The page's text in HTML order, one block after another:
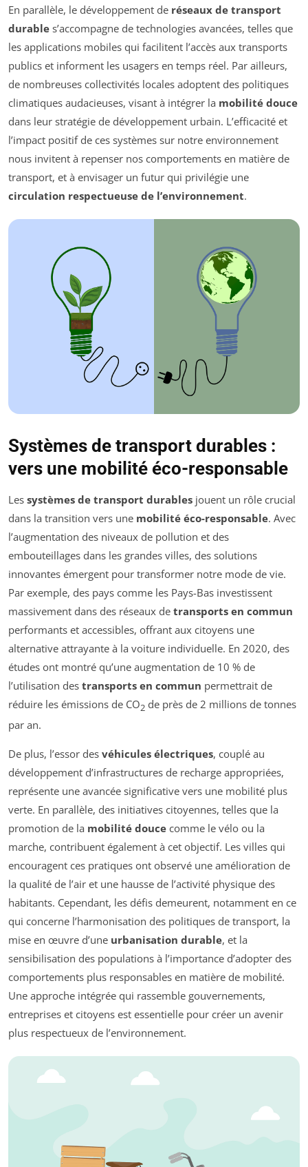
En parallèle, le développement de réseaux de transport
durable s’accompagne de technologies avancées, telles que
les applications mobiles qui facilitent l’accès aux transports
publics et informent les usagers en temps réel. Par ailleurs,
de nombreuses collectivités locales adoptent des politiques
climatiques audacieuses, visant à intégrer la mobilité douce
dans leur stratégie de développement urbain. L’efficacité et
l’impact positif de ces systèmes sur notre environnement
nous invitent à repenser nos comportements en matière de
transport, et à envisager un futur qui privilégie une
circulation respectueuse de l’environnement.
Systèmes de transport durables :
vers une mobilité éco-responsable
Les systèmes de transport durables jouent un rôle crucial
dans la transition vers une mobilité éco-responsable. Avec
l’augmentation des niveaux de pollution et des
embouteillages dans les grandes villes, des solutions
innovantes émergent pour transformer notre mode de vie.
Par exemple, des pays comme les Pays-Bas investissent
massivement dans des réseaux de transports en commun
performants et accessibles, offrant aux citoyens une
alternative attrayante à la voiture individuelle. En 2020, des
études ont montré qu’une augmentation de 10 % de
l’utilisation des transports en commun permettrait de
réduire les émissions de CO2 de près de 2 millions de tonnes
par an.
De plus, l’essor des véhicules électriques, couplé au
développement d’infrastructures de recharge appropriées,
représente une avancée significative vers une mobilité plus
verte. En parallèle, des initiatives citoyennes, telles que la
promotion de la mobilité douce comme le vélo ou la
marche, contribuent également à cet objectif. Les villes qui
encouragent ces pratiques ont observé une amélioration de
la qualité de l’air et une hausse de l’activité physique des
habitants. Cependant, les défis demeurent, notamment en ce
qui concerne l’harmonisation des politiques de transport, la
mise en œuvre d’une urbanisation durable, et la
sensibilisation des populations à l’importance d’adopter des
comportements plus responsables en matière de mobilité.
Une approche intégrée qui rassemble gouvernements,
entreprises et citoyens est essentielle pour créer un avenir
plus respectueux de l’environnement.